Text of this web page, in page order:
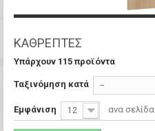
ΚΑΘΡΕΠΤΕΣ
Υπάρχουν 115 προϊόντα
Ταξινόμηση κατά --
Εμφάνιση 12 ανα σελίδα